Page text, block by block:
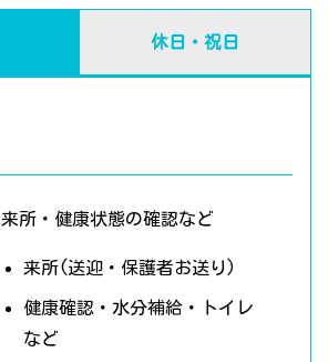
休日・祝日
来所・健康状態の確認など
来所(送迎・保護者お送り)
健康確認・水分補給・トイレ
など